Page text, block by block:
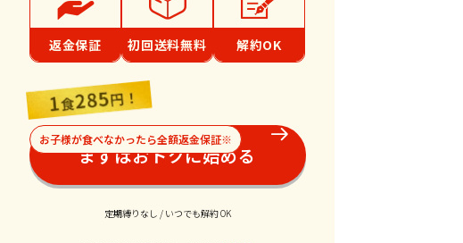
返金保証 初回送料無料 解約OK
お子様が食べなかったら全額返金保証※
まずはおトクに始める
定期縛りなし / いつでも解約 OK